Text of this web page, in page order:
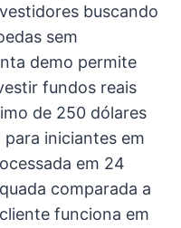
buscando
sem
demo permite
fundos reais
de 250 dólares
iniciantes em
em 24
comparada a
funciona em